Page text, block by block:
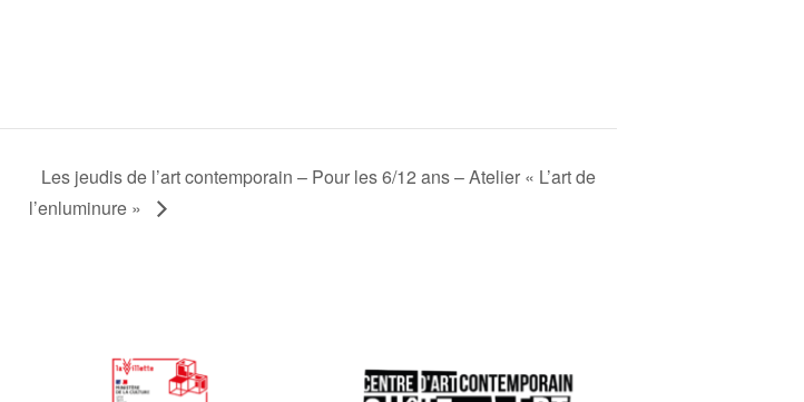
Les jeudis de l’art contemporain – Pour les 6/12 ans – Atelier « L’art de
l’enluminure »